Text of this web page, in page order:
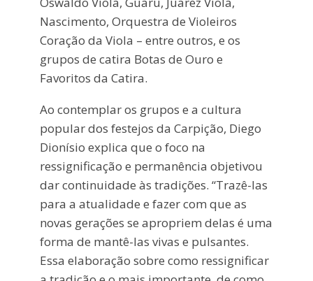
Nascimento, Orquestra de Violeiros
Coração da Viola – entre outros, e os
grupos de catira Botas de Ouro e
Favoritos da Catira.
Ao contemplar os grupos e a cultura
popular dos festejos da Carpição, Diego
Dionísio explica que o foco na
ressignificação e permanência objetivou
dar continuidade às tradições. “Trazê-las
para a atualidade e fazer com que as
novas gerações se apropriem delas é uma
forma de mantê-las vivas e pulsantes.
Essa elaboração sobre como ressignificar